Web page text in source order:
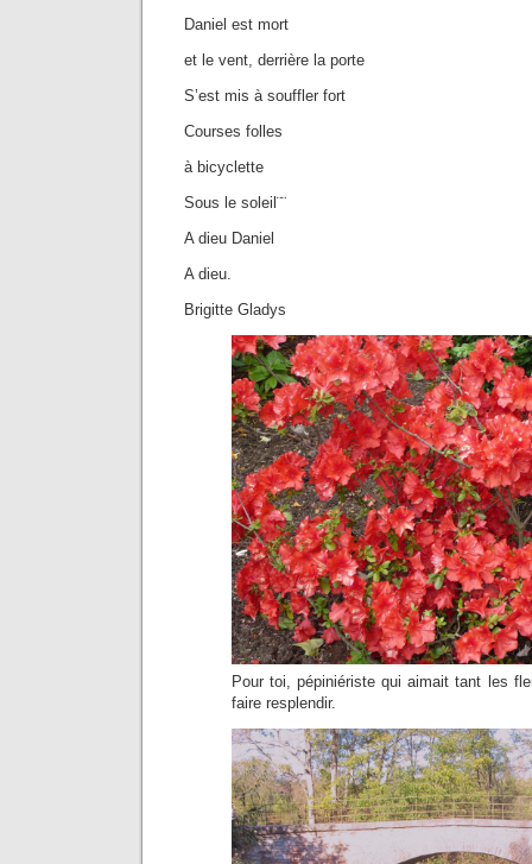
Daniel est mort
et le vent, derrière la porte
S’est mis à souffler fort
Courses folles
à bicyclette
Sous le soleil¨¨
A dieu Daniel
A dieu.
Brigitte Gladys
Pour toi, pépiniériste qui aimait tant les
faire resplendir.